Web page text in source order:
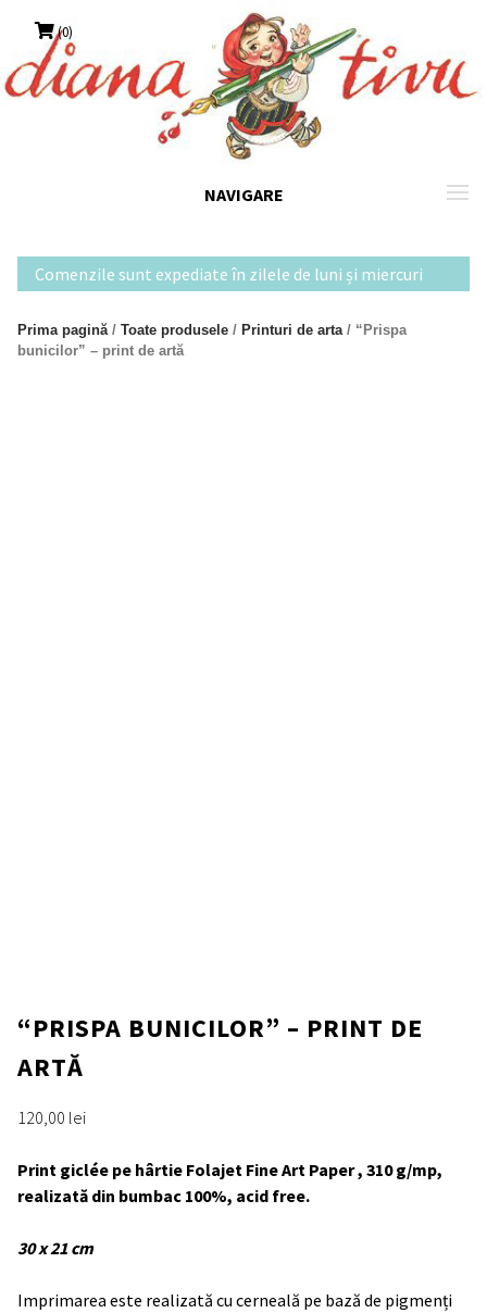
content
(0)
NAVIGARE
Comenzile sunt expediate în zilele de luni și miercuri
Prima pagină / Toate produsele / Printuri de arta / “Prispa
bunicilor” – print de artă
“PRISPA BUNICILOR” – PRINT DE
ARTĂ
120,00 lei
Print giclée pe hârtie Folajet Fine Art Paper , 310 g/mp,
realizată din bumbac 100%, acid free.
30 x 21 cm
Imprimarea este realizată cu cerneală pe bază de pigmenți